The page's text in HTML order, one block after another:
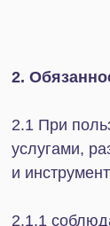
соответствующих
предоставляемые
ресурсов